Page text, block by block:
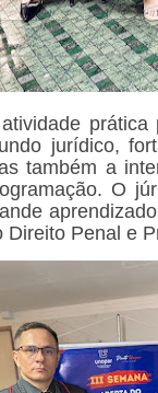
prática
jurídico,
também a
O
Direito Penal e